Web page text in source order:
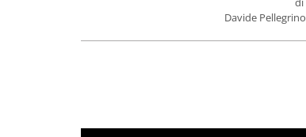
Davide Pellegrino